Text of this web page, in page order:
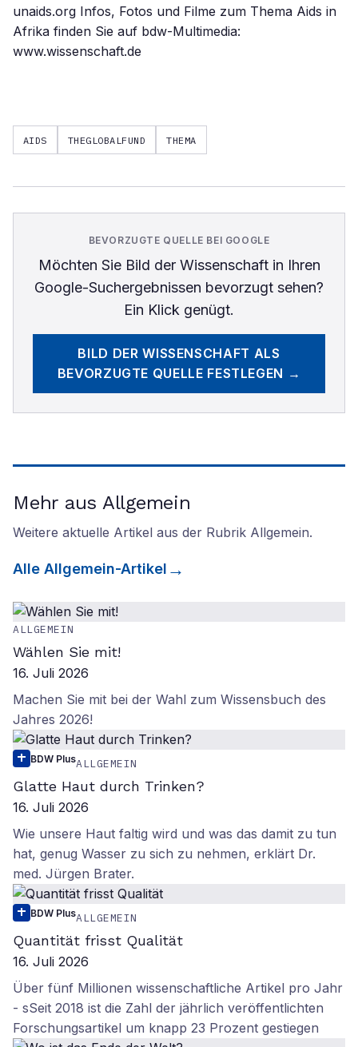
unaids.org Infos, Fotos und Filme zum Thema Aids in
Afrika finden Sie auf bdw-Multimedia:
www.wissenschaft.de
AIDS THEGLOBALFUND THEMA
BEVORZUGTE QUELLE BEI GOOGLE
Möchten Sie Bild der Wissenschaftin Ihren
Google-Suchergebnissen bevorzugt sehen?
Ein Klick genügt.
BILD DER WISSENSCHAFT ALS
BEVORZUGTE QUELLE FESTLEGEN →
Mehr aus Allgemein
Weitere aktuelle Artikel aus der Rubrik Allgemein.
Alle Allgemein-Artikel
ALLGEMEIN
Wählen Sie mit!
16. Juli 2026
Machen Sie mit bei der Wahl zum Wissensbuch des
Jahres 2026!
BDW PlusALLGEMEIN
Glatte Haut durch Trinken?
16. Juli 2026
Wie unsere Haut faltig wird und was das damit zu tun
hat, genug Wasser zu sich zu nehmen, erklärt Dr.
med. Jürgen Brater.
BDW PlusALLGEMEIN
Quantität frisst Qualität
16. Juli 2026
Über fünf Millionen wissenschaftliche Artikel pro Jahr
- sSeit 2018 ist die Zahl der jährlich veröffentlichten
Forschungsartikel um knapp 23 Prozent gestiegen